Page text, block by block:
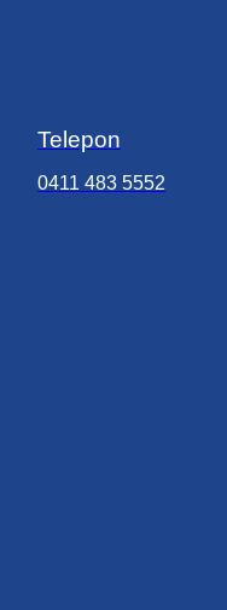
Telepon
0411 483 5552